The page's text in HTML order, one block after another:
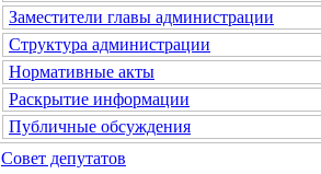
Заместители главы администрации
Структура администрации
Нормативные акты
Раскрытие информации
Публичные обсуждения
Совет депутатов